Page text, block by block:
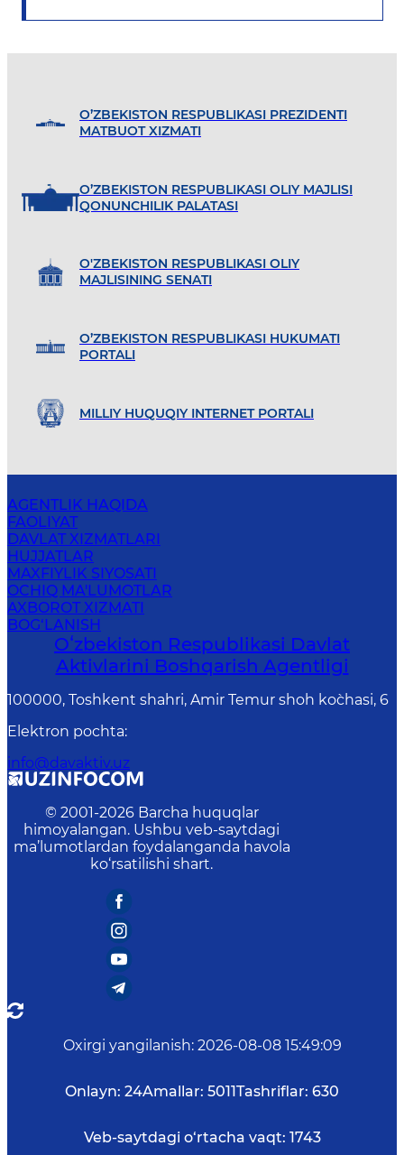
O’ZBEKISTON RESPUBLIKASI PREZIDENTI
MATBUOT XIZMATI
O’ZBEKISTON RESPUBLIKASI OLIY MAJLISI
QONUNCHILIK PALATASI
O'ZBEKISTON RESPUBLIKASI OLIY
MAJLISINING SENATI
O’ZBEKISTON RESPUBLIKASI HUKUMATI
PORTALI
MILLIY HUQUQIY INTERNET PORTALI
AGENTLIK HAQIDA
FAOLIYAT
DAVLAT XIZMATLARI
HUJJATLAR
MAXFIYLIK SIYOSATI
OCHIQ MA'LUMOTLAR
AXBOROT XIZMATI
BOG‘LANISH
Oʻzbekiston Respublikasi Davlat
Aktivlarini Boshqarish Agentligi
100000, Toshkent shahri, Amir Temur shoh ko`chasi, 6
Elektron pochta:
info@davaktiv.uz
© 2001-2026 Barcha huquqlar
himoyalangan. Ushbu veb-saytdagi
ma’lumotlardan foydalanganda havola
ko‘rsatilishi shart.
Oxirgi yangilanish: 2026-08-08 15:49:09
Onlayn: 24Amallar: 5011Tashriflar: 630
Veb-saytdagi o‘rtacha vaqt: 1743